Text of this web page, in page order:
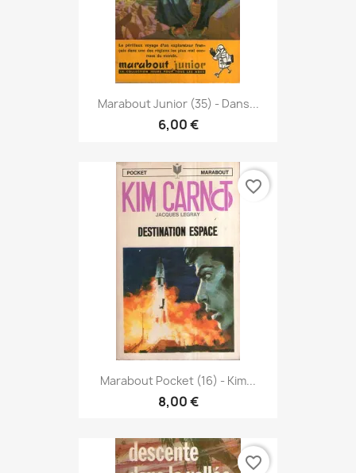
Marabout Junior (35) - Dans...
6,00 €
Marabout Pocket (16) - Kim...
8,00 €
favorite_border
favorite_border